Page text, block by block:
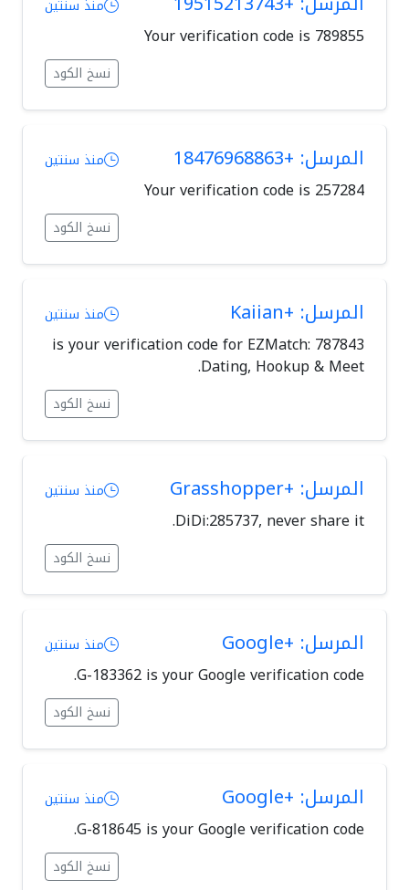
منذ سنتين
Your verification code is 789855
نسخ الكود
المرسل: +18476968863 منذ سنتين
Your verification code is 257284
نسخ الكود
المرسل: +Kaiian منذ سنتين
787843 is your verification code for EZMatch:
Dating, Hookup & Meet.
نسخ الكود
المرسل: +Grasshopper منذ سنتين
DiDi:285737, never share it.
نسخ الكود
المرسل: +Google منذ سنتين
G-183362 is your Google verification code.
نسخ الكود
المرسل: +Google منذ سنتين
G-818645 is your Google verification code.
نسخ الكود